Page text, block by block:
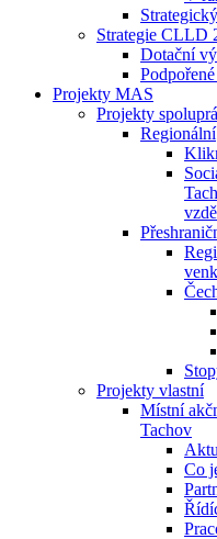
Strategie CLLD
Dotační
Projekty MAS
Projekty
Regionální
Projekty vlastní
Místní
Tachov
Co